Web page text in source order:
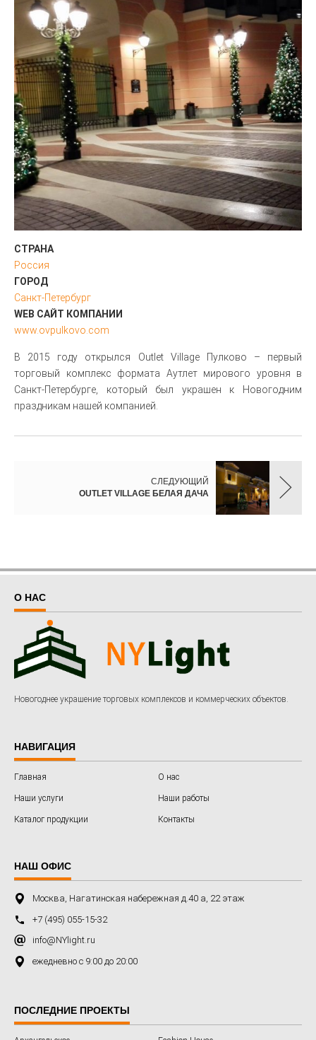
СТРАНА
Россия
ГОРОД
Санкт-Петербург
WEB САЙТ КОМПАНИИ
www.ovpulkovo.com
В 2015 году открылся Outlet Village Пулково – первый
торговый комплекс формата Аутлет мирового уровня в
Санкт-Петербурге, который был украшен к Новогодним
праздникам нашей компанией.
СЛЕДУЮЩИЙ
OUTLET VILLAGE БЕЛАЯ ДАЧА
О НАС
Новогоднее украшение торговых комплексов и коммерческих объектов.
НАВИГАЦИЯ
Главная О нас
Наши услуги Наши работы
Каталог продукции Контакты
НАШ ОФИС
Москва, Нагатинская набережная д.40 а, 22 этаж
+7 (495) 055-15-32
info@NYlight.ru
ежедневно с 9:00 до 20:00
ПОСЛЕДНИЕ ПРОЕКТЫ